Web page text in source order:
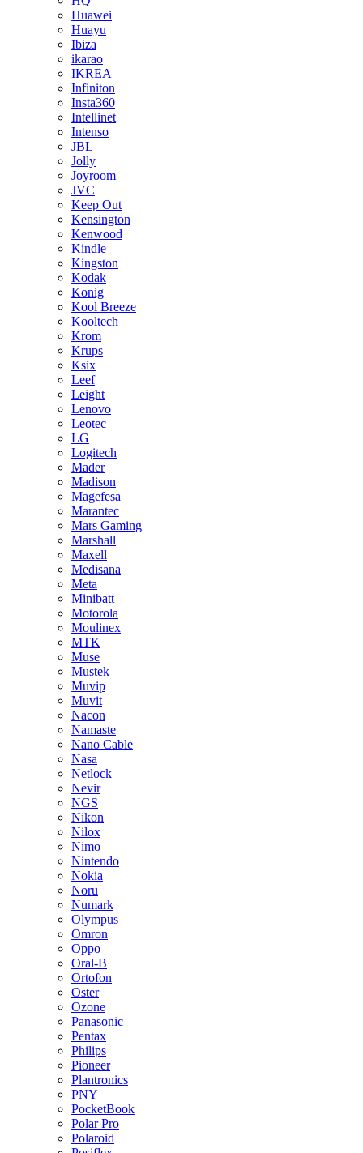
Huawei
Huayu
Ibiza
ikarao
IKREA
Infiniton
Insta360
Intellinet
Intenso
JBL
Jolly
Joyroom
JVC
Keep Out
Kensington
Kenwood
Kindle
Kingston
Kodak
Konig
Kool Breeze
Kooltech
Krom
Krups
Ksix
Leef
Leight
Lenovo
Leotec
LG
Logitech
Mader
Madison
Magefesa
Marantec
Mars Gaming
Marshall
Maxell
Medisana
Meta
Minibatt
Motorola
Moulinex
MTK
Muse
Mustek
Muvip
Muvit
Nacon
Namaste
Nano Cable
Nasa
Netlock
Nevir
NGS
Nikon
Nilox
Nimo
Nintendo
Nokia
Noru
Numark
Olympus
Omron
Oppo
Oral-B
Ortofon
Oster
Ozone
Panasonic
Pentax
Philips
Pioneer
Plantronics
PNY
PocketBook
Polar Pro
Polaroid